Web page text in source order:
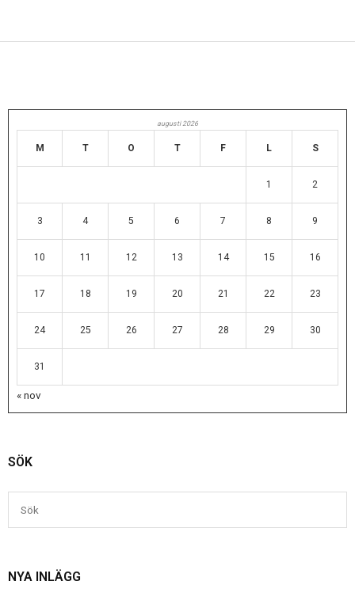
augusti 2026
M T O T F L S
1 2
3 4 5 6 7 8 9
10 11 12 13 14 15 16
17 18 19 20 21 22 23
24 25 26 27 28 29 30
31
« nov
SÖK
NYA INLÄGG